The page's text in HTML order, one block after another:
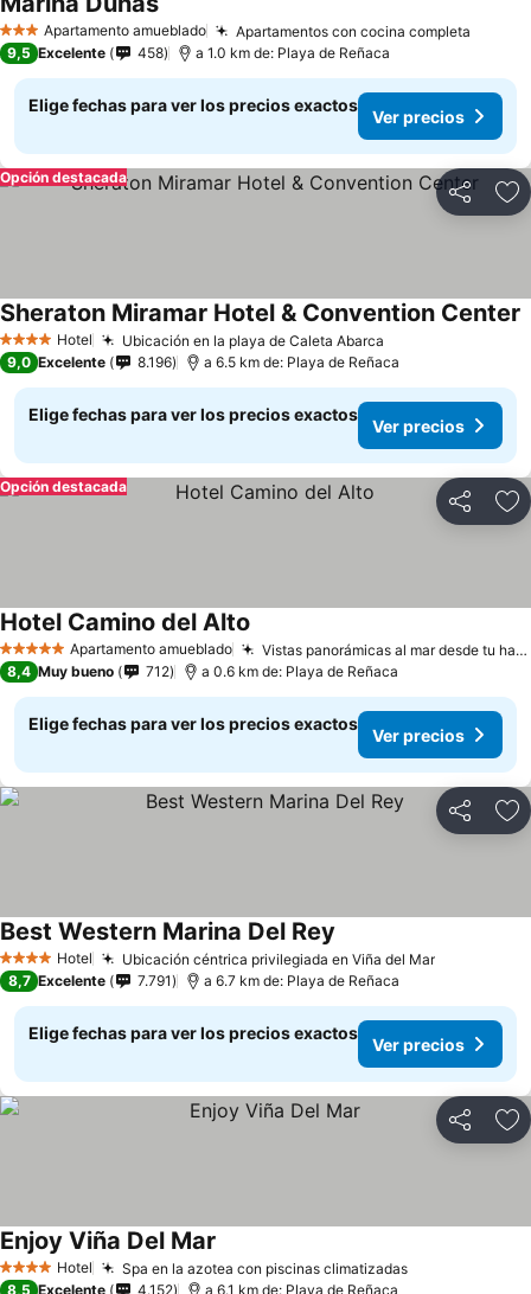
3 EstrellasApartamento amueblado Apartamentos con cocina completa
9,5 Excelente 458 a 1.0 km de: Playa de Reñaca
Elige fechas para ver los precios exactos
Ver precios
Compartir
Opción destacada
4 EstrellasHotel Ubicación en la playa de Caleta Abarca
Sheraton Miramar Hotel & Convention Center
9,0 Excelente 8.196 a 6.5 km de: Playa de Reñaca
Elige fechas para ver los precios exactos
Ver precios
Compartir
Opción destacada
5 Estrellas Apartamento amueblado Vistas panorámicas al mar desde tu habitación
Hotel Camino del Alto
8,4 Muy bueno 712 a 0.6 km de: Playa de Reñaca
Elige fechas para ver los precios exactos
Ver precios
Compartir
4 EstrellasHotel Ubicación céntrica privilegiada en Viña del Mar
Best Western Marina Del Rey
8,7 Excelente 7.791 a 6.7 km de: Playa de Reñaca
Elige fechas para ver los precios exactos
Ver precios
Compartir
4 EstrellasHotel Spa en la azotea con piscinas climatizadas
Enjoy Viña Del Mar
8,5 Excelente 4.152 a 6.1 km de: Playa de Reñaca